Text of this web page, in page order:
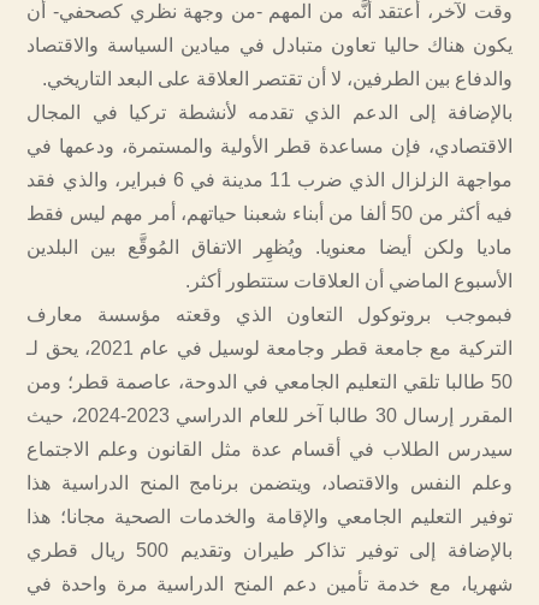
وقت لآخر، أعتقد أنَّه من المهم -من وجهة نظري كصحفي- أن
يكون هناك حاليا تعاون متبادل في ميادين السياسة والاقتصاد
والدفاع بين الطرفين، لا أن تقتصر العلاقة على البعد التاريخي.
بالإضافة إلى الدعم الذي تقدمه لأنشطة تركيا في المجال
الاقتصادي، فإن مساعدة قطر الأولية والمستمرة، ودعمها في
مواجهة الزلزال الذي ضرب 11 مدينة في 6 فبراير، والذي فقد
فيه أكثر من 50 ألفا من أبناء شعبنا حياتهم، أمر مهم ليس فقط
ماديا ولكن أيضا معنويا. ويُظهِر الاتفاق المُوقَّع بين البلدين
الأسبوع الماضي أن العلاقات ستتطور أكثر.
فبموجب بروتوكول التعاون الذي وقعته مؤسسة معارف
التركية مع جامعة قطر وجامعة لوسيل في عام 2021، يحق لـ
50 طالبا تلقي التعليم الجامعي في الدوحة، عاصمة قطر؛ ومن
المقرر إرسال 30 طالبا آخر للعام الدراسي 2023-2024، حيث
سيدرس الطلاب في أقسام عدة مثل القانون وعلم الاجتماع
وعلم النفس والاقتصاد، ويتضمن برنامج المنح الدراسية هذا
توفير التعليم الجامعي والإقامة والخدمات الصحية مجانا؛ هذا
بالإضافة إلى توفير تذاكر طيران وتقديم 500 ريال قطري
شهريا، مع خدمة تأمين دعم المنح الدراسية مرة واحدة في